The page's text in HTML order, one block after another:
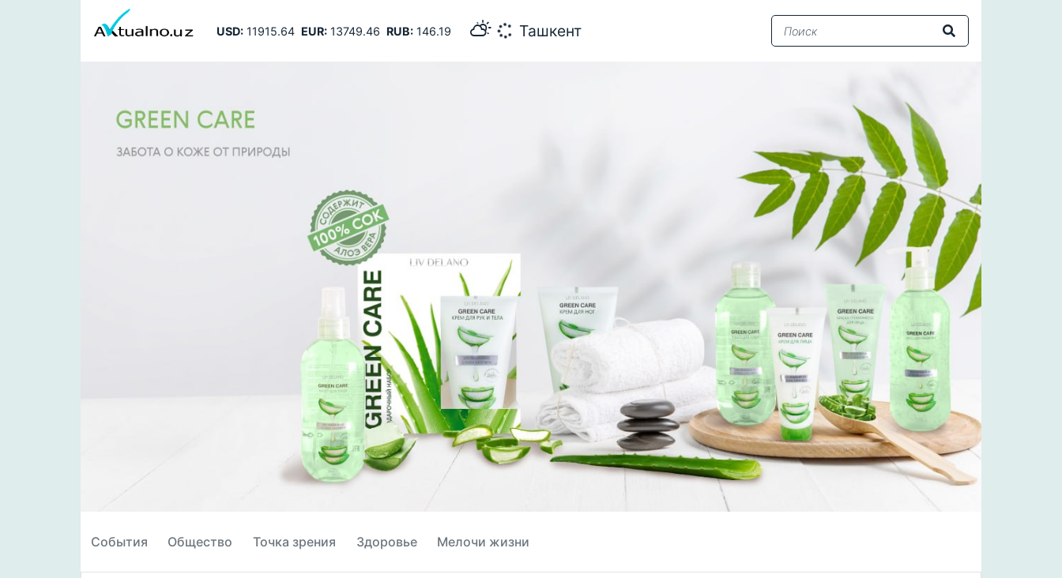
USD:11915.64 EUR:13749.46 RUB:146.19 34 Самарканд
События Общество Точка зрения Здоровье Мелочи жизни